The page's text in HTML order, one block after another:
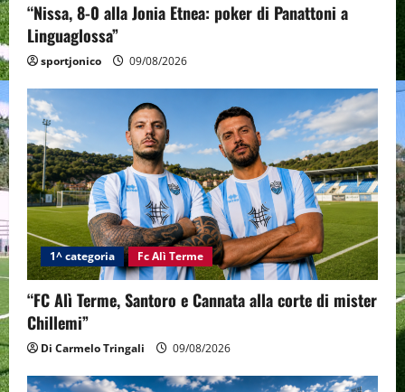
“Nissa, 8-0 alla Jonia Etnea: poker di Panattoni a
Linguaglossa”
sportjonico 09/08/2026
1^ categoria Fc Alì Terme
“FC Alì Terme, Santoro e Cannata alla corte di mister
Chillemi”
Di Carmelo Tringali 09/08/2026